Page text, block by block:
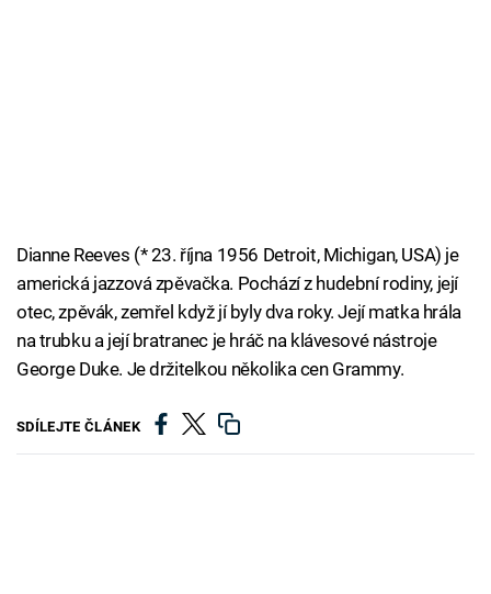
Dianne Reeves (* 23. října 1956 Detroit, Michigan, USA) je
americká jazzová zpěvačka. Pochází z hudební rodiny, její
otec, zpěvák, zemřel když jí byly dva roky. Její matka hrála
na trubku a její bratranec je hráč na klávesové nástroje
George Duke. Je držitelkou několika cen Grammy.
SDÍLEJTE ČLÁNEK